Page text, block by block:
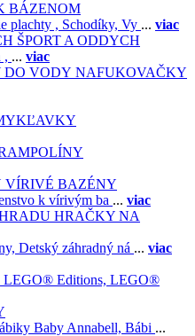
BÁZENOM
plachty , Schodíky, Vy ... viac
ŠPORT A ODDYCH
, ... viac
NAFUKOVAČKY
VÍRIVÉ BAZÉNY
k vírivým ba ... viac
HRAČKY NA
Detský záhradný ná ... viac
LEGO® Editions, LEGO®
Baby Annabell, Bábi ...